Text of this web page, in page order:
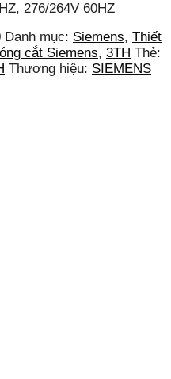
276/264V 60HZ
Danh mục: Siemens, Thiết
cắt Siemens, 3TH Thẻ:
Thương hiệu: SIEMENS